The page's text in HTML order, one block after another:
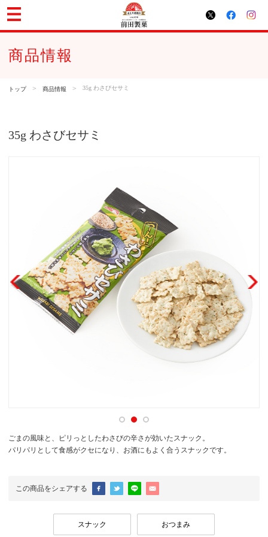
商品情報
トップ > 商品情報 > 35g わさびセサミ
35g わさびセサミ
ごまの風味と、ピリっとしたわさびの辛さが効いたスナック。
パリパリとして食感がクセになり、お酒にもよく合うスナックです。
この商品をシェアする
スナック おつまみ